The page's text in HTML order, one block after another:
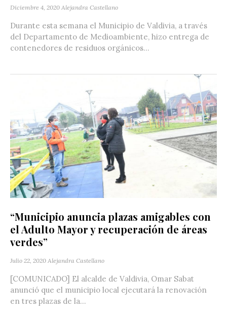
Diciembre 4, 2020 Alejandra Castellano
Durante esta semana el Municipio de Valdivia, a través
del Departamento de Medioambiente, hizo entrega de
contenedores de residuos orgánicos...
“Municipio anuncia plazas amigables con
el Adulto Mayor y recuperación de áreas
verdes”
Julio 22, 2020 Alejandra Castellano
[COMUNICADO] El alcalde de Valdivia, Omar Sabat
anunció que el municipio local ejecutará la renovación
en tres plazas de la...